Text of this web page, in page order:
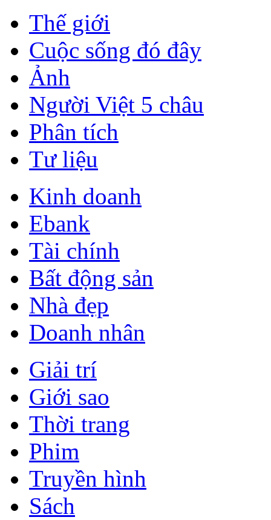
Thế giới
Cuộc sống đó đây
Ảnh
Người Việt 5 châu
Phân tích
Tư liệu
Kinh doanh
Ebank
Tài chính
Bất động sản
Nhà đẹp
Doanh nhân
Giải trí
Giới sao
Thời trang
Phim
Truyền hình
Sách